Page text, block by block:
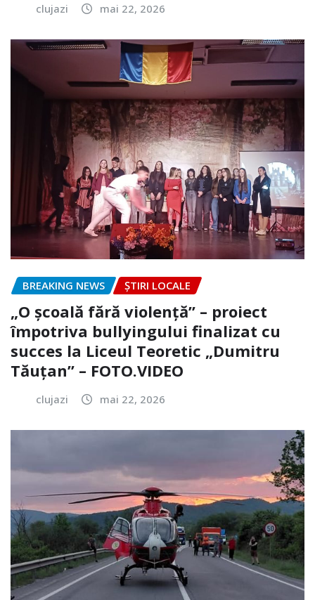
clujazi mai 22, 2026
BREAKING NEWS ȘTIRI LOCALE
„O școală fără violență” – proiect
împotriva bullyingului finalizat cu
succes la Liceul Teoretic „Dumitru
Tăuțan” – FOTO.VIDEO
clujazi mai 22, 2026